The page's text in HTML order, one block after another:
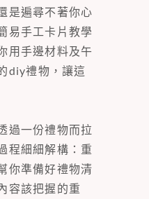
是遍尋不著你心
易手工卡片教學
用手邊材料及午
diy禮物，讓這
過一份禮物而拉
程細細解構：重
你準備好禮物清
容該把握的重